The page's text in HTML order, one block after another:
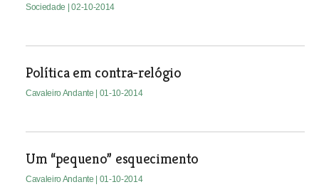
Sociedade | 02-10-2014
Política em contra-relógio
Cavaleiro Andante | 01-10-2014
Um “pequeno” esquecimento
Cavaleiro Andante | 01-10-2014